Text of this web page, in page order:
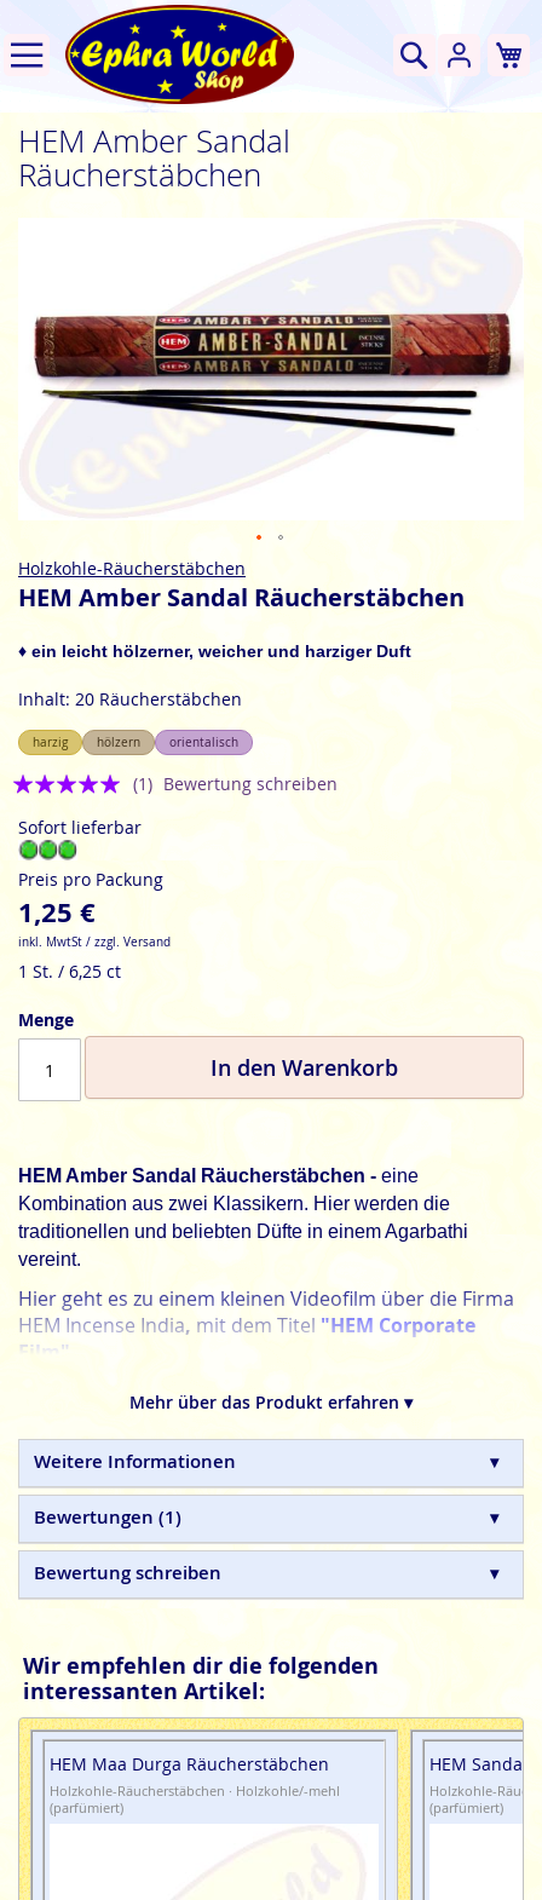
Suche
HEM Amber Sandal
Räucherstäbchen
springen
Zum
Anfang
Bildgalerie
springen
Holzkohle-Räucherstäbchen
HEM Amber Sandal Räucherstäbchen
♦ ein leicht hölzerner, weicher und harziger Duft
Inhalt: 20 Räucherstäbchen
harzig hölzern orientalisch
Bewertung:
(1) Bewertung schreiben
Sofort lieferbar
Preis pro Packung
1,25 €
inkl. MwtSt / zzgl. Versand
1 St. / 6,25 ct
Menge
In den Warenkorb
HEM Amber Sandal Räucherstäbchen - eine
Kombination aus zwei Klassikern. Hier werden die
traditionellen und beliebten Düfte in einem Agarbathi
vereint.
Hier geht es zu einem kleinen Videofilm über die Firma
HEM Incense India, mit dem Titel "HEM Corporate
Film"
HEM, schöner leben. Jeden Tag.
hergestellte Naturprodukte, ohne tierische, toxische oder
petrochemische Zusätze.
Mehr über das Produkt erfahren ▾
Weitere Informationen
Bewertungen 1
Bewertung schreiben
Wir empfehlen dir die folgenden
interessanten Artikel:
HEM Maa Durga Räucherstäbchen
Holzkohle-Räucherstäbchen · Holzkohle/-mehl
(parfümiert)
HEM Sandal
Holzkohle-
(parfümiert)